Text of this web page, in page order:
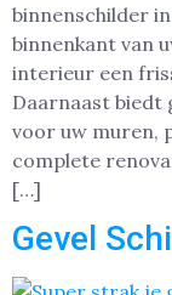
binnenschilder
binnenkant van
interieur een
Daarnaast biedt
voor uw muren,
complete
[…]
Gevel